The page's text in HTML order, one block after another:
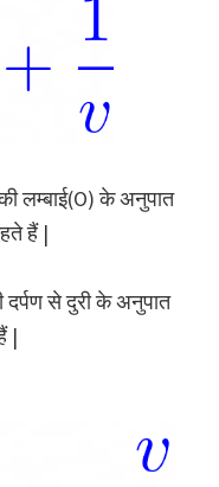
लम्बाई(O) के अनुपात
हैं |
दर्पण से दुरी के अनुपात
|